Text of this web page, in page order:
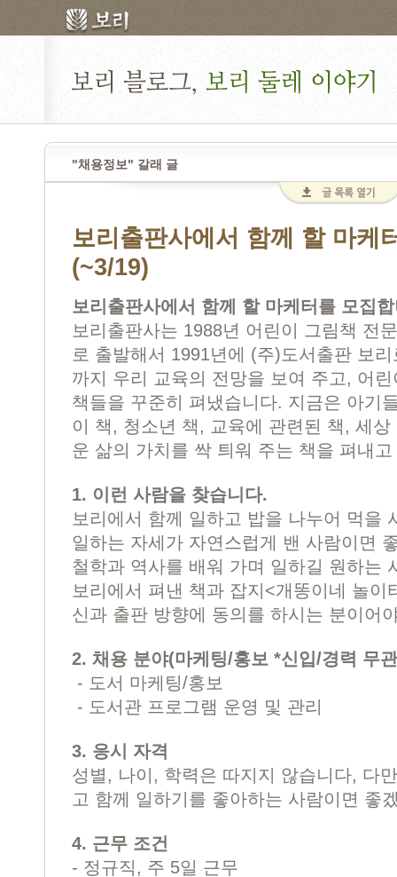
"채용정보" 갈래 글
보리출판사에서 함께 할 마케
(~3/19)
보리출판사에서 함께 할 마케터를 모집
보리출판사는 1988년 어린이 그림책 전
로 출발해서 1991년에 (주)도서출판 보
까지 우리 교육의 전망을 보여 주고, 어
책들을 꾸준히 펴냈습니다. 지금은 아기
이 책, 청소년 책, 교육에 관련된 책, 세
운 삶의 가치를 싹 틔워 주는 책을 펴내
1. 이런 사람을 찾습니다.
보리에서 함께 일하고 밥을 나누어 먹을
일하는 자세가 자연스럽게 밴 사람이면
철학과 역사를 배워 가며 일하길 원하는
보리에서 펴낸 책과 잡지<개똥이네 놀이
신과 출판 방향에 동의를 하시는 분이어
2. 채용 분야(마케팅/홍보 *신입/경력 무
- 도서 마케팅/홍보
- 도서관 프로그램 운영 및 관리
3. 응시 자격
성별, 나이, 학력은 따지지 않습니다, 다
고 함께 일하기를 좋아하는 사람이면 좋
4. 근무 조건
- 정규직, 주 5일 근무